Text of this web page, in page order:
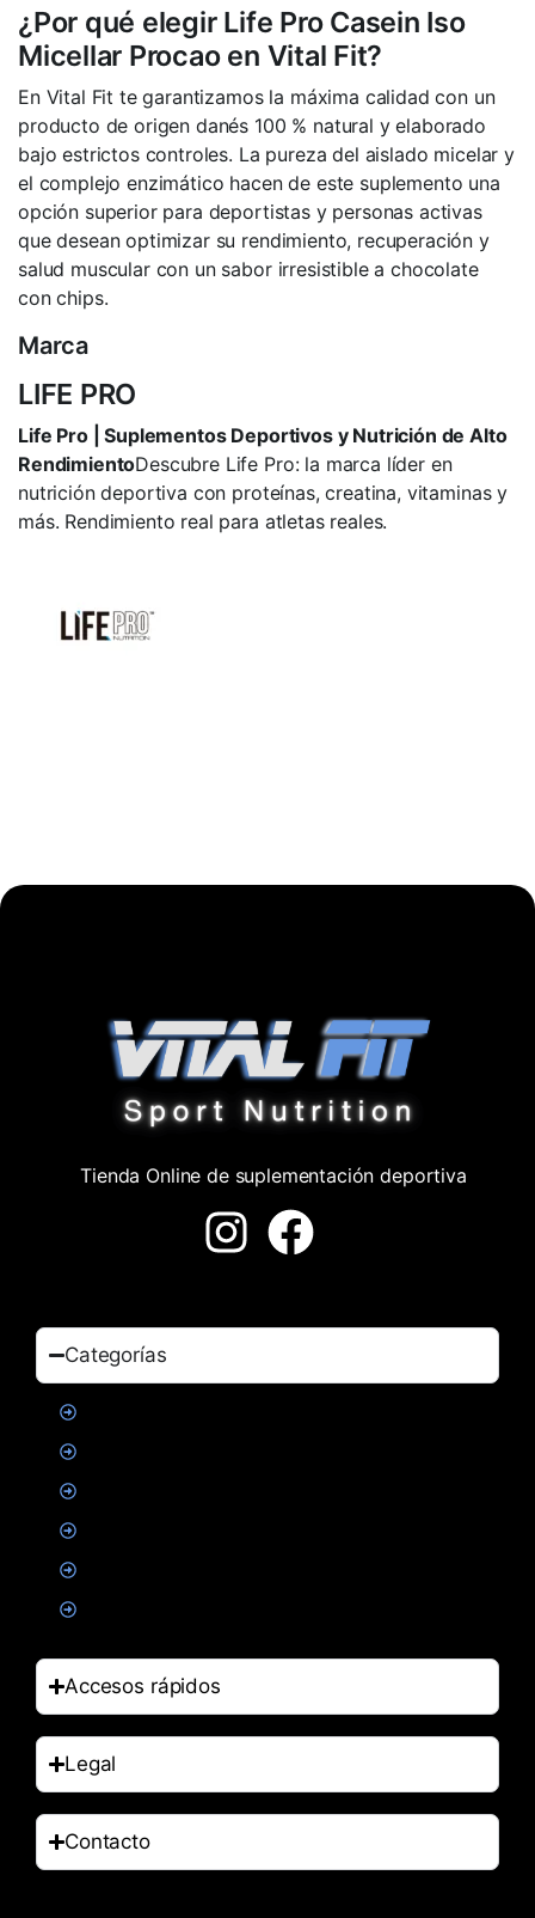
¿Por qué elegir Life Pro Casein Iso
Micellar Procao en Vital Fit?
En Vital Fit te garantizamos la máxima calidad con un
producto de origen danés 100 % natural y elaborado
bajo estrictos controles. La pureza del aislado micelar y
el complejo enzimático hacen de este suplemento una
opción superior para deportistas y personas activas
que desean optimizar su rendimiento, recuperación y
salud muscular con un sabor irresistible a chocolate
con chips.
Marca
LIFE PRO
Life Pro | Suplementos Deportivos y Nutrición de Alto
RendimientoDescubre Life Pro: la marca líder en
nutrición deportiva con proteínas, creatina, vitaminas y
más. Rendimiento real para atletas reales.
Tienda Online de suplementación deportiva
Categorías
Accesos rápidos
Legal
Contacto